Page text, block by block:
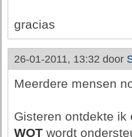
gracias
26-01-2011, 13:32 door
Meerdere mensen
Gisteren ontdekte ik
WOTwordt